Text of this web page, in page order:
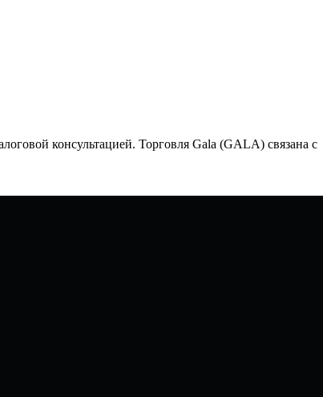
консультацией. Торговля Gala (GALA) связана с